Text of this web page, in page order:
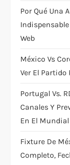
o
n
Por Qué Una
Web
México Vs
Ver El Partido
Portugal Vs.
Canales Y
En El
Fixture De
Completo,